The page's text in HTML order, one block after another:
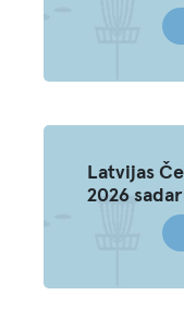
Latvijas
2026